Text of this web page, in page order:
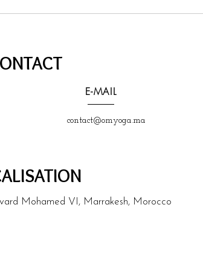
E-MAIL
contact@omyoga.ma
Mohamed VI, Marrakesh, Morocco